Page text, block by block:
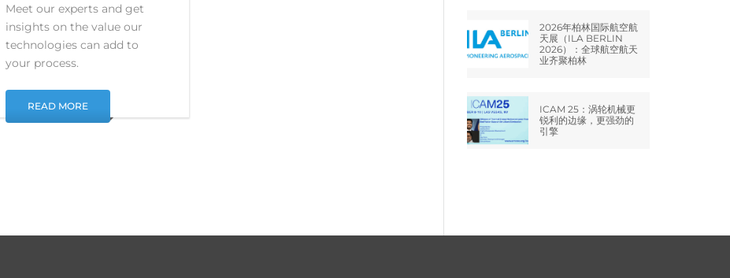
Meet our experts and get
insights on the value our
technologies can add to
your process.
READ MORE
2026年柏林国际航空航
天展（ILA BERLIN
2026）：全球航空航天
业齐聚柏林
ICAM 25：涡轮机械更
锐利的边缘，更强劲的
引擎